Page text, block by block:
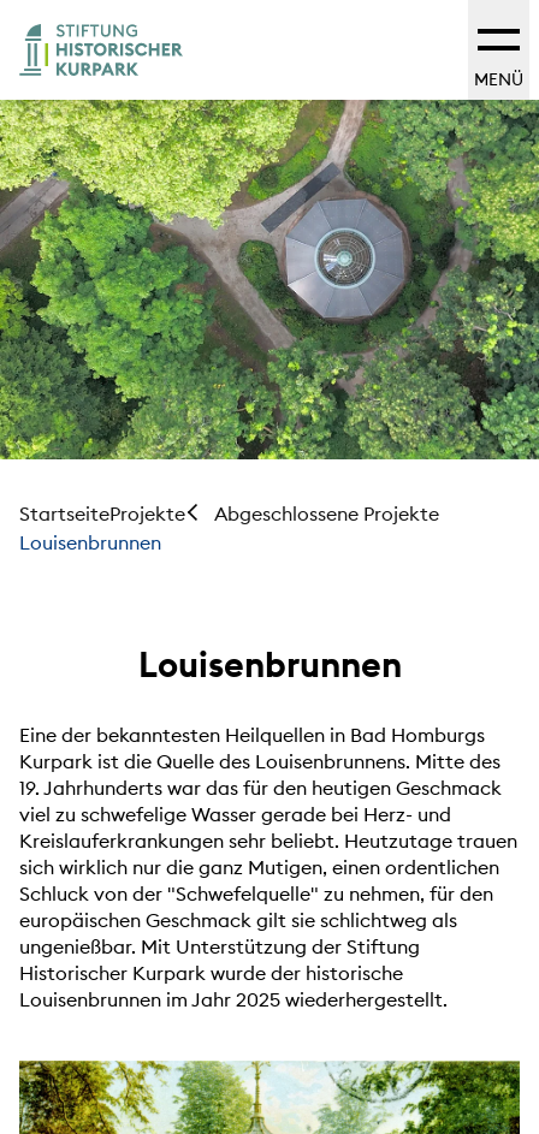
MENÜ
StartseiteProjekte
Abgeschlossene Projekte
Louisenbrunnen
Louisenbrunnen
Eine der bekanntesten Heilquellen in Bad Homburgs
Kurpark ist die Quelle des Louisenbrunnens. Mitte des
19. Jahrhunderts war das für den heutigen Geschmack
viel zu schwefelige Wasser gerade bei Herz- und
Kreislauferkrankungen sehr beliebt. Heutzutage trauen
sich wirklich nur die ganz Mutigen, einen ordentlichen
Schluck von der "Schwefelquelle" zu nehmen, für den
europäischen Geschmack gilt sie schlichtweg als
ungenießbar. Mit Unterstützung der Stiftung
Historischer Kurpark wurde der historische
Louisenbrunnen im Jahr 2025 wiederhergestellt.